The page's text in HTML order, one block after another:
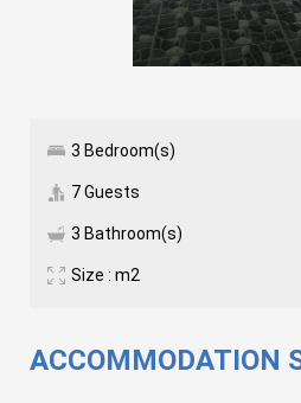
3 Bedroom(s)
7 Guests
3 Bathroom(s)
Size : m2
ACCOMMODATION